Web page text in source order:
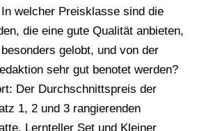
welcher Preisklasse sind die
die eine gute Qualität anbieten,
gelobt, und von der
sehr gut benotet werden?
Der Durchschnittspreis der
1, 2 und 3 rangierenden
Lernteller Set und Kleiner